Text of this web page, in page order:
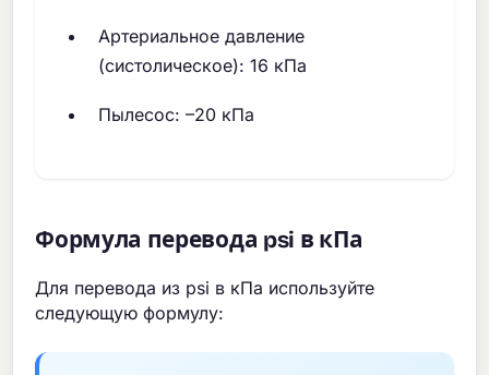
Артериальное давление
(систолическое): 16 кПа
Пылесос: –20 кПа
Формула перевода psi в кПа
Для перевода из psi в кПа используйте
следующую формулу: